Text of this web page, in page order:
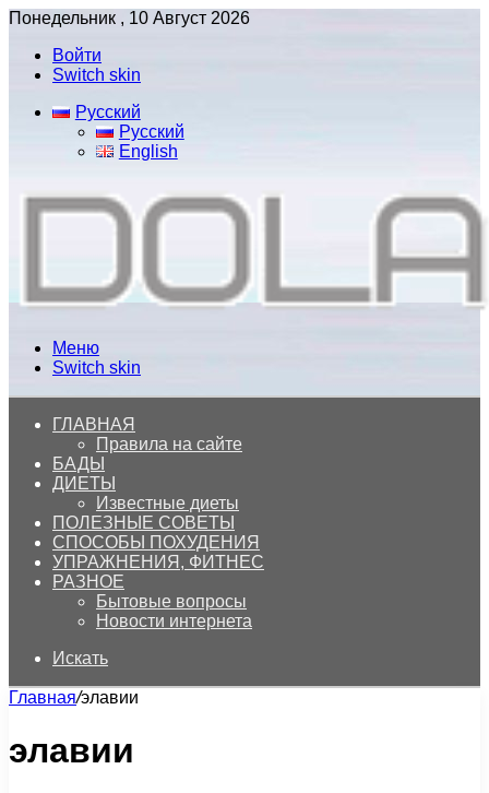
Понедельник , 10 Август 2026
Войти
Switch skin
Русский
Русский
English
Меню
Switch skin
ГЛАВНАЯ
Правила на сайте
БАДЫ
ДИЕТЫ
Известные диеты
ПОЛЕЗНЫЕ СОВЕТЫ
СПОСОБЫ ПОХУДЕНИЯ
УПРАЖНЕНИЯ, ФИТНЕС
РАЗНОЕ
Бытовые вопросы
Новости интернета
Искать
Главная/элавии
элавии